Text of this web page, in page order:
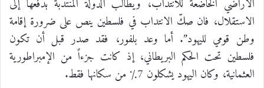
الأراضي الخاضعة للانتداب، ويطالب الدولة المنتدبة بدفعها إلى
الاستقلال، فان صكّ الانتداب في فلسطين ينص على ضرورة إقامة
وطن قومي لليهود”. أما وعد بلفور، فقد صدر قبل أن تكون
فلسطين تحت الحكم البريطاني، إذ كانت جزءاً من الإمبراطورية
العثمانية، وكان اليهود يشكلون 7٪؜ من سكانها فقط.